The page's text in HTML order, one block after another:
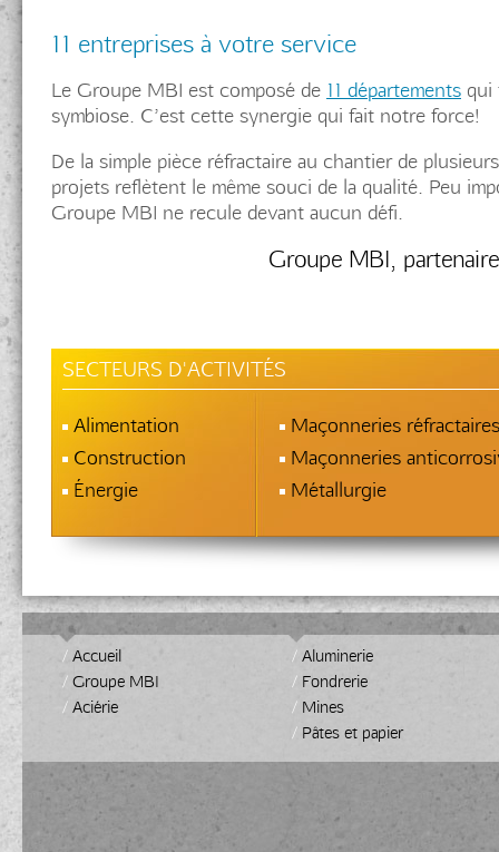
11 entreprises à votre service
Le Groupe MBI est composé de 11 départements qui
symbiose. C’est cette synergie qui fait notre force!
De la simple pièce réfractaire au chantier de
projets reflètent le même souci de la qualité. Peu
Groupe MBI ne recule devant aucun défi.
Groupe MBI,
SECTEURS D'ACTIVITÉS
Alimentation
Construction
Énergie
Maçonneries réfractaires
Maçonneries
Métallurgie
/ Accueil
/ Groupe MBI
/ Aciérie
/ Aluminerie
/ Fondrerie
/ Mines
/ Pâtes et papier